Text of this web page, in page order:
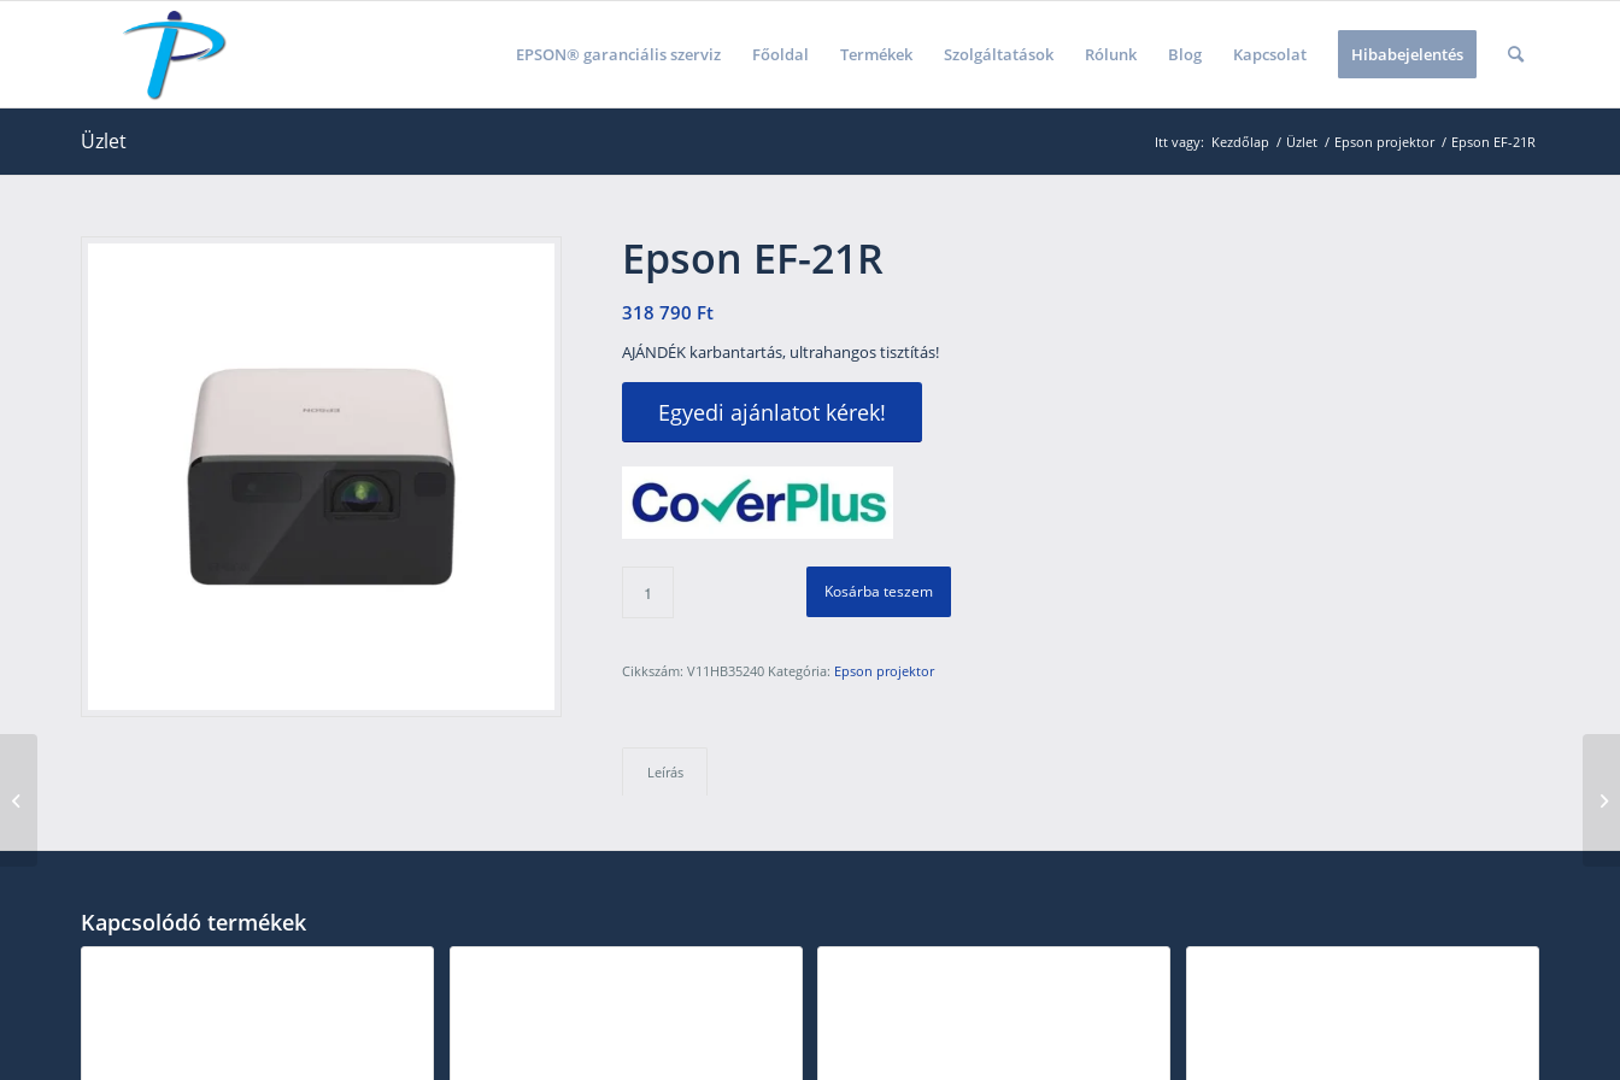
EPSON® garanciális szerviz Főoldal Termékek Szolgáltatások Rólunk Blog Kapcsolat Hibabejelentés
Üzlet Itt vagy: Kezdőlap / Üzlet / Epson projektor / Epson EF-21R
Epson EF-21R
318 790 Ft
AJÁNDÉK karbantartás, ultrahangos tisztítás!
Egyedi ajánlatot kérek!
Kosárba teszem
Cikkszám:V11HB35240 Kategória: Epson projektor
Leírás
Kapcsolódó termékek